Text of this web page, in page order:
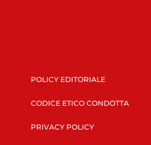
POLICY EDITORIALE
CODICE ETICO CONDOTTA
PRIVACY POLICY